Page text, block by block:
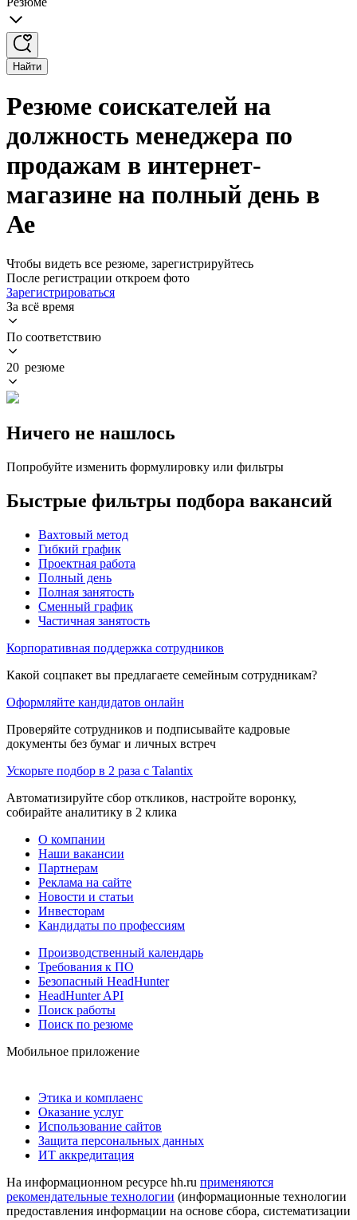
Найти
Резюме соискателей на
должность менеджера по
продажам в интернет-
магазине на полный день в
Ае
Чтобы видеть все резюме, зарегистрируйтесь
После регистрации откроем фото
Зарегистрироваться
За всё время
По соответствию
20 резюме
Ничего не нашлось
Попробуйте изменить формулировку или фильтры
Быстрые фильтры подбора вакансий
Вахтовый метод
Гибкий график
Проектная работа
Полный день
Полная занятость
Сменный график
Частичная занятость
Корпоративная поддержка сотрудников
Какой соцпакет вы предлагаете семейным сотрудникам?
Оформляйте кандидатов онлайн
Проверяйте сотрудников и подписывайте кадровые
документы без бумаг и личных встреч
Ускорьте подбор в 2 раза с Talantix
Автоматизируйте сбор откликов, настройте воронку,
собирайте аналитику в 2 клика
О компании
Наши вакансии
Партнерам
Реклама на сайте
Новости и статьи
Инвесторам
Кандидаты по профессиям
Производственный календарь
Требования к ПО
Безопасный HeadHunter
HeadHunter API
Поиск работы
Поиск по резюме
Мобильное приложение
Этика и комплаенс
Оказание услуг
Использование сайтов
Защита персональных данных
ИТ аккредитация
На информационном ресурсе hh.ru применяются
рекомендательные технологии (информационные технологии
предоставления информации на основе сбора, систематизации